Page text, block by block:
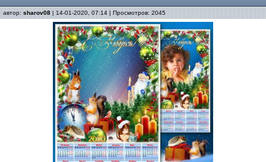
автор: sharov08 | 14-01-2020, 07:14 | Просмотров: 2045